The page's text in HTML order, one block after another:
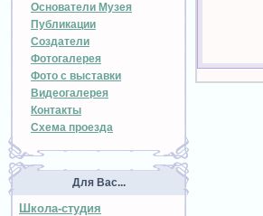
Основатели Музея
Публикации
Создатели
Фотогалерея
Фото с выставки
Видеогалерея
Контакты
Схема проезда
Для Вас...
Школа-студия